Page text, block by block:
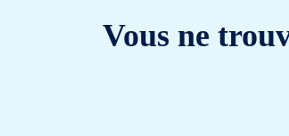
Vous ne